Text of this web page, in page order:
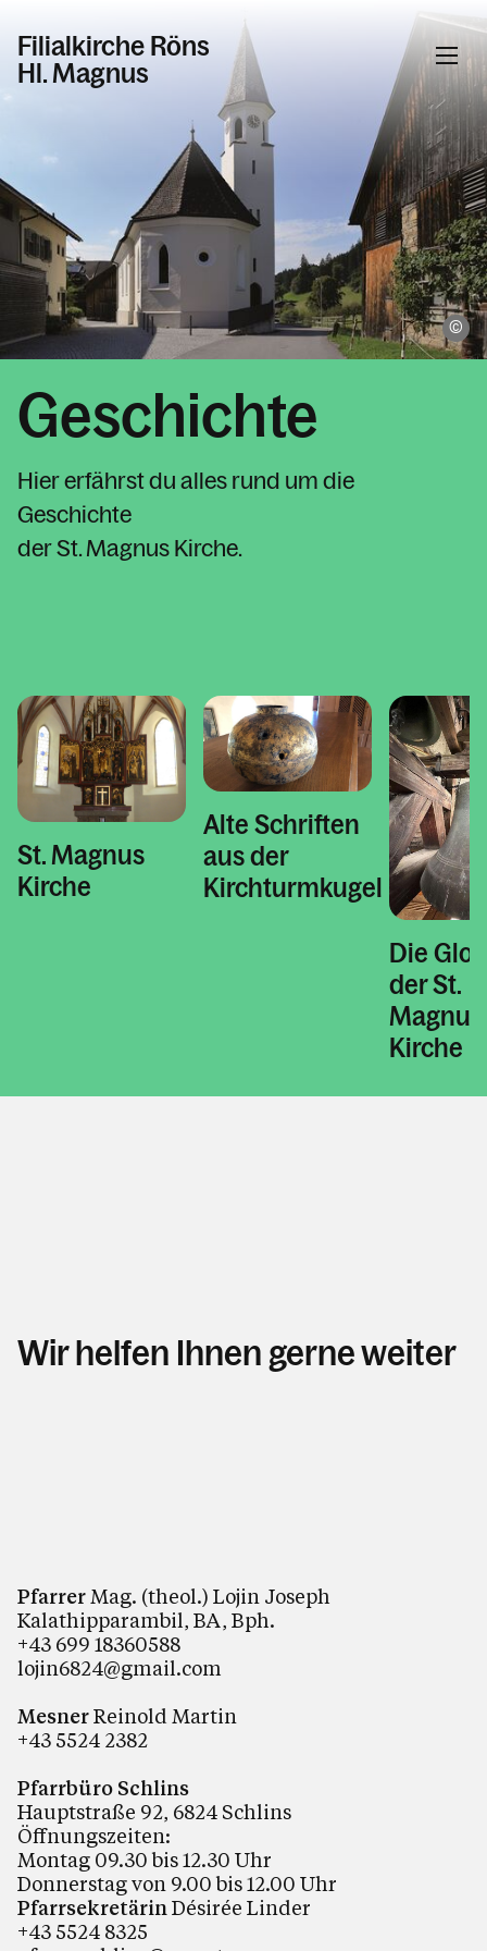
Filialkirche Röns
Hl. Magnus
Informationen
Aktuelles & News
Gemeinschaft
Geburtsläuten
Taufe, Erstkommunion, Firmung,
Hochzeit, Krankensalbung, Beichte
Tod, Beerdigung und Trauer
Kinder & Familie
Wiedereintritt
Pilgerwege
Pfarrsaal Schlins
Kalender
Personen
Geschichte
Hier erfährst du alles rund um die
Geschichte
der St. Magnus Kirche.
St. Magnus
Kirche
Alte Schriften
aus der
Kirchturmkugel
Die
der St.
Magnus
Kirche
Wir helfen Ihnen gerne weiter
PfarrerMag. (theol.) Lojin Joseph
Kalathipparambil, BA, Bph.
+43 699 18360588
lojin6824@gmail.com
MesnerReinold Martin
+43 5524 2382
Pfarrbüro Schlins
Hauptstraße 92, 6824 Schlins
Öffnungszeiten:
Montag 09.30 bis 12.30 Uhr
Donnerstag von 9.00 bis 12.00 Uhr
PfarrsekretärinDésirée Linder
+43 5524 8325